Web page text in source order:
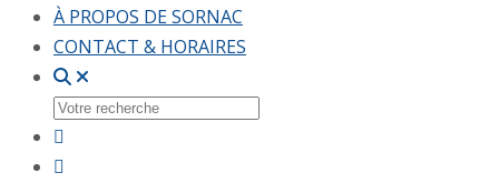
À PROPOS DE SORNAC
CONTACT & HORAIRES